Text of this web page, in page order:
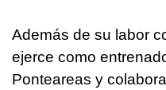
Además de su labor
ejerce como
Ponteareas y